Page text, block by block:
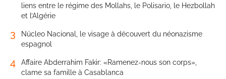
liens entre le régime des Mollahs, le Polisario, le Hezbollah
et l’Algérie
3
Núcleo Nacional, le visage à découvert du néonazisme
espagnol
4
Affaire Abderrahim Fakir: «Ramenez-nous son corps»,
clame sa famille à Casablanca